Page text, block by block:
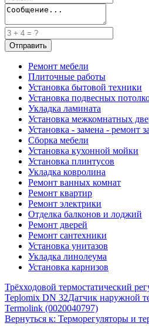
Ремонт мебели
Плиточные работы
Установка бытовой техники
Установка подвесных
Укладка ламината
Установка межкомнатных
Установка - замена - ремонт
Сборка мебели
Установка кухонной мойки
Установка плинтусов
Укладка ковролина
Ремонт ванных комнат
Ремонт квартир
Ремонт электрики
Отделка балконов и лоджий
Ремонт дверей
Ремонт сантехники
Установка унитазов
Укладка линолеума
Установка карнизов
Трёхходовой термостатический
Teplomix DN 32Датчик наружной
Termolink (0020040797)
Вернуться к: Терморегуляторы и